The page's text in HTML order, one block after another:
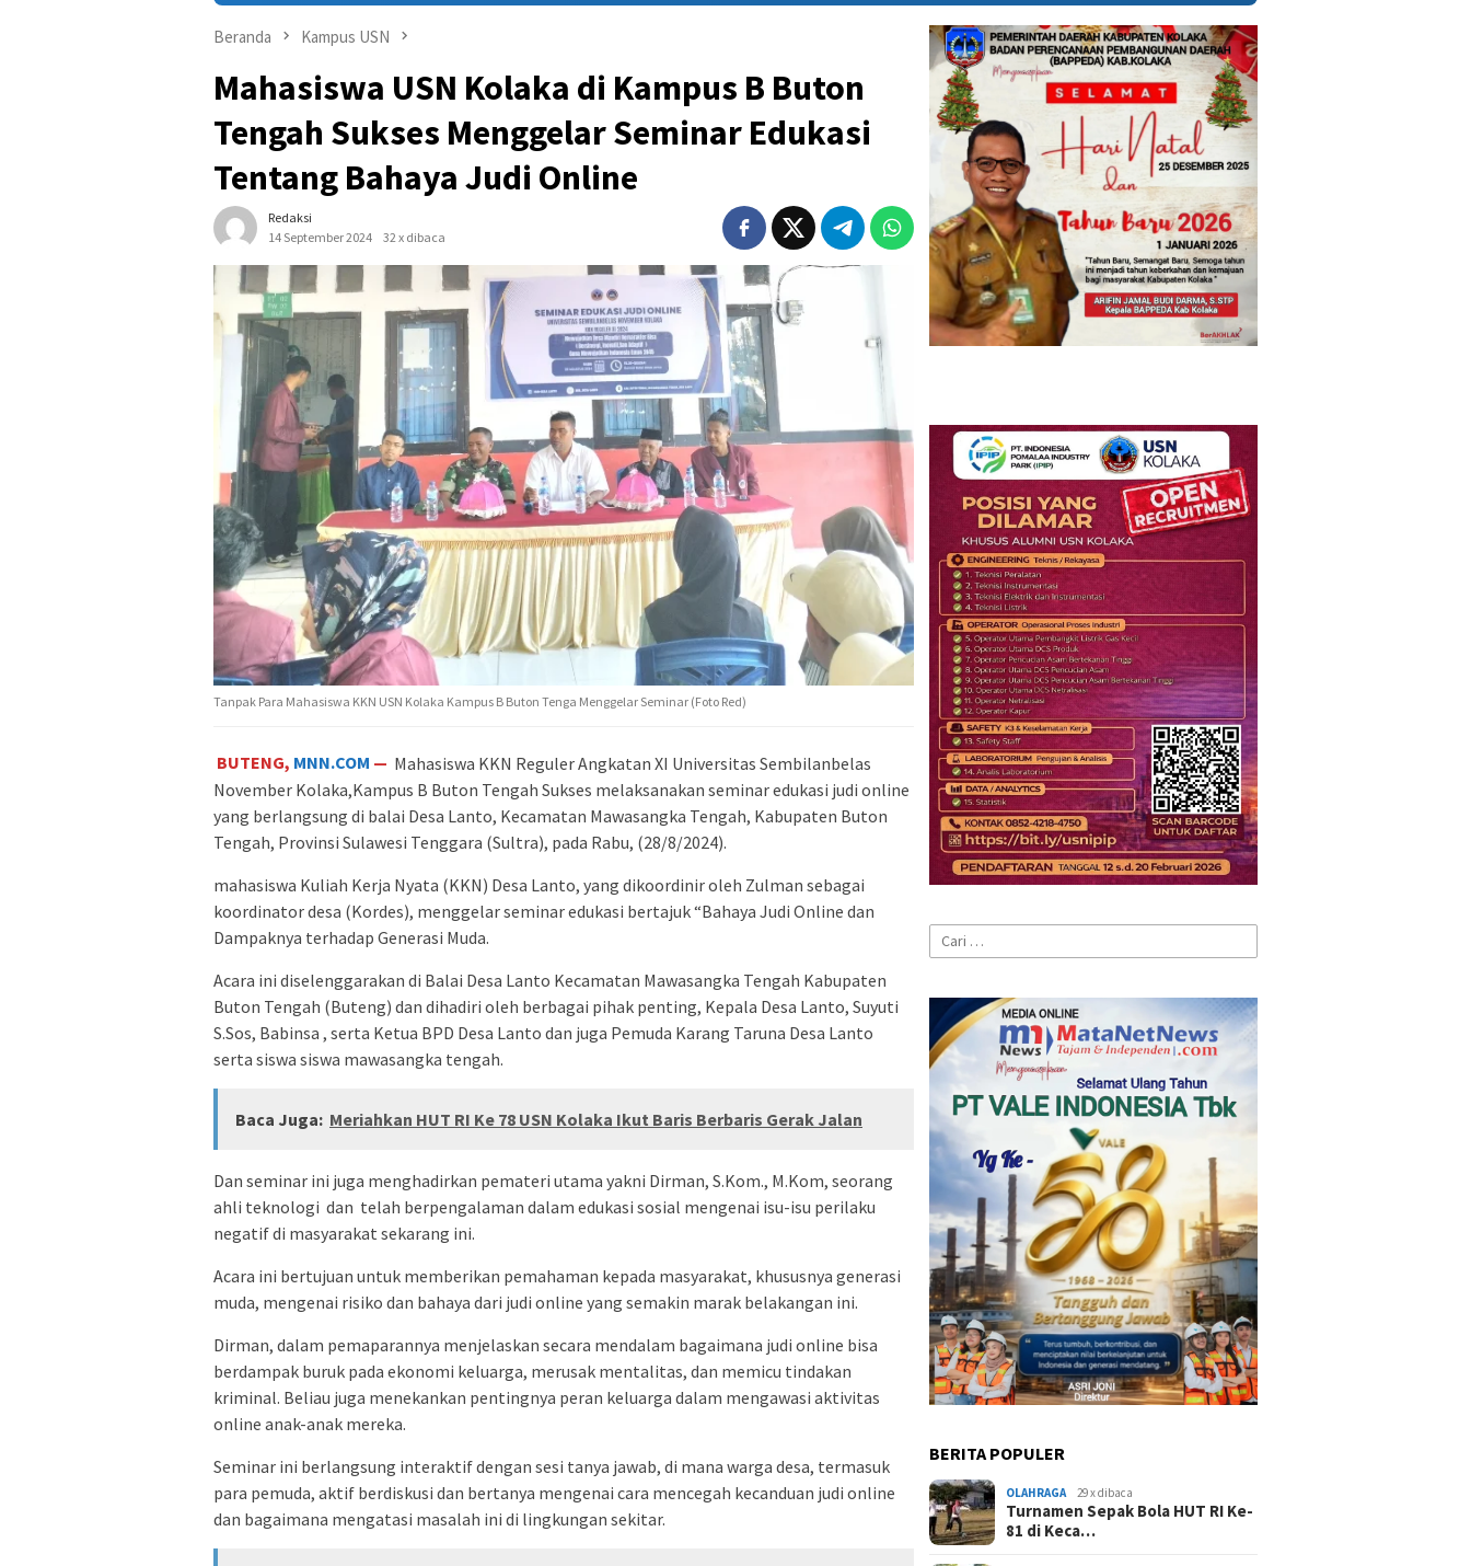
Beranda Kampus USN
Mahasiswa USN Kolaka di Kampus B Buton
Tengah Sukses Menggelar Seminar Edukasi
Tentang Bahaya Judi Online
Redaksi
14 September 2024
32 x dibaca
Tanpak Para Mahasiswa KKN USN Kolaka Kampus B Buton Tenga Menggelar Seminar (Foto Red)
BUTENG, MNN.COM — Mahasiswa KKN Reguler Angkatan XI Universitas Sembilanbelas
November Kolaka,Kampus B Buton Tengah Sukses melaksanakan seminar edukasi judi online
yang berlangsung di balai Desa Lanto, Kecamatan Mawasangka Tengah, Kabupaten Buton
Tengah, Provinsi Sulawesi Tenggara (Sultra), pada Rabu, (28/8/2024).
mahasiswa Kuliah Kerja Nyata (KKN) Desa Lanto, yang dikoordinir oleh Zulman sebagai
koordinator desa (Kordes), menggelar seminar edukasi bertajuk “Bahaya Judi Online dan
Dampaknya terhadap Generasi Muda.
Acara ini diselenggarakan di Balai Desa Lanto Kecamatan Mawasangka Tengah Kabupaten
Buton Tengah (Buteng) dan dihadiri oleh berbagai pihak penting, Kepala Desa Lanto, Suyuti
S.Sos, Babinsa , serta Ketua BPD Desa Lanto dan juga Pemuda Karang Taruna Desa Lanto
serta siswa siswa mawasangka tengah.
Baca Juga: Meriahkan HUT RI Ke 78 USN Kolaka Ikut Baris Berbaris Gerak Jalan
Dan seminar ini juga menghadirkan pemateri utama yakni Dirman, S.Kom., M.Kom, seorang
ahli teknologi dan telah berpengalaman dalam edukasi sosial mengenai isu-isu perilaku
negatif di masyarakat sekarang ini.
Acara ini bertujuan untuk memberikan pemahaman kepada masyarakat, khususnya generasi
muda, mengenai risiko dan bahaya dari judi online yang semakin marak belakangan ini.
Dirman, dalam pemaparannya menjelaskan secara mendalam bagaimana judi online bisa
berdampak buruk pada ekonomi keluarga, merusak mentalitas, dan memicu tindakan
kriminal. Beliau juga menekankan pentingnya peran keluarga dalam mengawasi aktivitas
online anak-anak mereka.
Seminar ini berlangsung interaktif dengan sesi tanya jawab, di mana warga desa, termasuk
para pemuda, aktif berdiskusi dan bertanya mengenai cara mencegah kecanduan judi online
dan bagaimana mengatasi masalah ini di lingkungan sekitar.
Cari
untuk:
BERITA POPULER
OLAHRAGA 29 x dibaca
Turnamen Sepak Bola HUT RI Ke-
81 di Keca…